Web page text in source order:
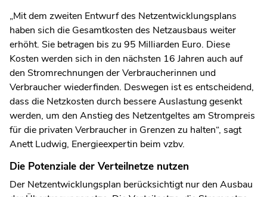
„Mit dem zweiten Entwurf des Netzentwicklungsplans
haben sich die Gesamtkosten des Netzausbaus weiter
erhöht. Sie betragen bis zu 95 Milliarden Euro. Diese
Kosten werden sich in den nächsten 16 Jahren auch auf
den Stromrechnungen der Verbraucherinnen und
Verbraucher wiederfinden. Deswegen ist es entscheidend,
dass die Netzkosten durch bessere Auslastung gesenkt
werden, um den Anstieg des Netzentgeltes am Strompreis
für die privaten Verbraucher in Grenzen zu halten“, sagt
Anett Ludwig, Energieexpertin beim vzbv.
Die Potenziale der Verteilnetze nutzen
Der Netzentwicklungsplan berücksichtigt nur den Ausbau